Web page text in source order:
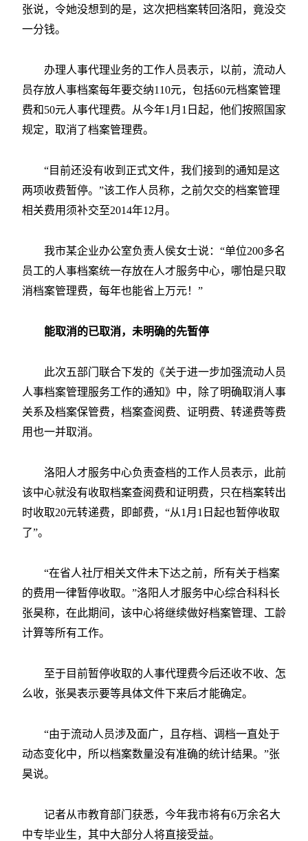
张说，令她没想到的是，这次把档案转回洛阳，竟没交
一分钱。
办理人事代理业务的工作人员表示，以前，流动人
员存放人事档案每年要交纳110元，包括60元档案管理
费和50元人事代理费。从今年1月1日起，他们按照国家
规定，取消了档案管理费。
“目前还没有收到正式文件，我们接到的通知是这
两项收费暂停。”该工作人员称，之前欠交的档案管理
相关费用须补交至2014年12月。
我市某企业办公室负责人侯女士说：“单位200多名
员工的人事档案统一存放在人才服务中心，哪怕是只取
消档案管理费，每年也能省上万元！”
能取消的已取消，未明确的先暂停
此次五部门联合下发的《关于进一步加强流动人员
人事档案管理服务工作的通知》中，除了明确取消人事
关系及档案保管费，档案查阅费、证明费、转递费等费
用也一并取消。
洛阳人才服务中心负责查档的工作人员表示，此前
该中心就没有收取档案查阅费和证明费，只在档案转出
时收取20元转递费，即邮费，“从1月1日起也暂停收取
了”。
“在省人社厅相关文件未下达之前，所有关于档案
的费用一律暂停收取。”洛阳人才服务中心综合科科长
张昊称，在此期间，该中心将继续做好档案管理、工龄
计算等所有工作。
至于目前暂停收取的人事代理费今后还收不收、怎
么收，张昊表示要等具体文件下来后才能确定。
“由于流动人员涉及面广，且存档、调档一直处于
动态变化中，所以档案数量没有准确的统计结果。”张
昊说。
记者从市教育部门获悉，今年我市将有6万余名大
中专毕业生，其中大部分人将直接受益。